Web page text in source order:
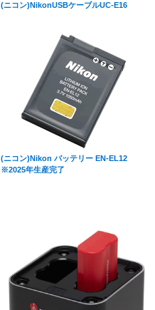
(ニコン)NikonUSBケーブルUC-E16
(ニコン)Nikon バッテリー EN-EL12
※2025年生産完了